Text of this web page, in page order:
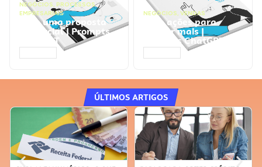
NEGÓCIOS, PROCESSOS
EMPRESARIAIS
Faça uma proposta
comercial | Prompts
ChatGPT
NEGÓCIOS, VENDAS
Faça ações para
vender mais |
Prompts ChatGPT
ÚLTIMOS ARTIGOS